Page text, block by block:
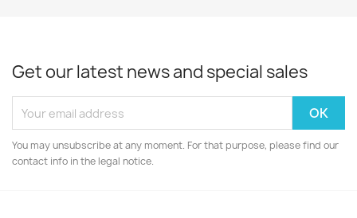
Get our latest news and special sales
You may unsubscribe at any moment. For that purpose, please find our
contact info in the legal notice.